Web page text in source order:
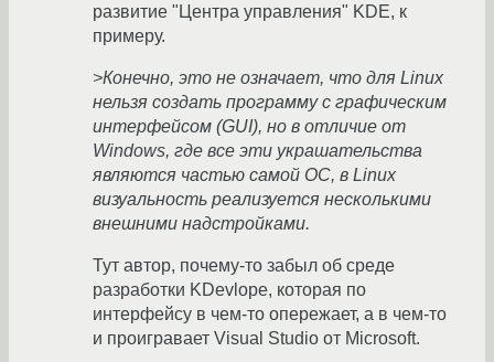
развитие "Центра управления" KDE, к
примеру.
>Конечно, это не означает, что для Linux
нельзя создать программу с графическим
интерфейсом (GUI), но в отличие от
Windows, где все эти украшательства
являются частью самой ОС, в Linux
визуальность реализуется несколькими
внешними надстройками.
Тут автор, почему-то забыл об среде
разработки KDevlope, которая по
интерфейсу в чем-то опережает, а в чем-то
и проигравает Visual Studio от Microsoft.